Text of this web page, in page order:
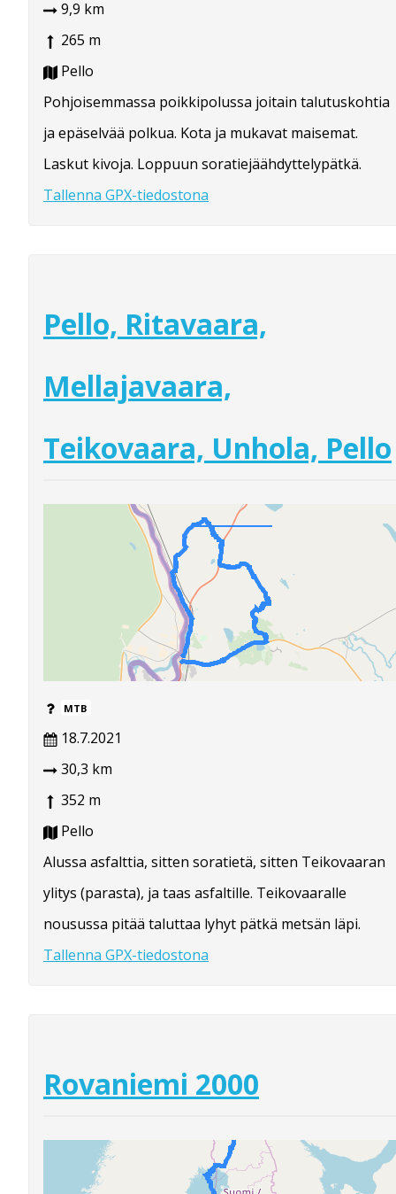
9,9 km
265 m
Pello
Pohjoisemmassa poikkipolussa joitain talutuskohtia
ja epäselvää polkua. Kota ja mukavat maisemat.
Laskut kivoja. Loppuun soratiejäähdyttelypätkä.
Tallenna GPX-tiedostona
Pello, Ritavaara,
Mellajavaara,
Teikovaara, Unhola, Pello
MTB
18.7.2021
30,3 km
352 m
Pello
Alussa asfalttia, sitten soratietä, sitten Teikovaaran
ylitys (parasta), ja taas asfaltille. Teikovaaralle
nousussa pitää taluttaa lyhyt pätkä metsän läpi.
Tallenna GPX-tiedostona
Rovaniemi 2000